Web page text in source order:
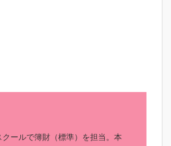
ールで簿財（標準）を担当。本